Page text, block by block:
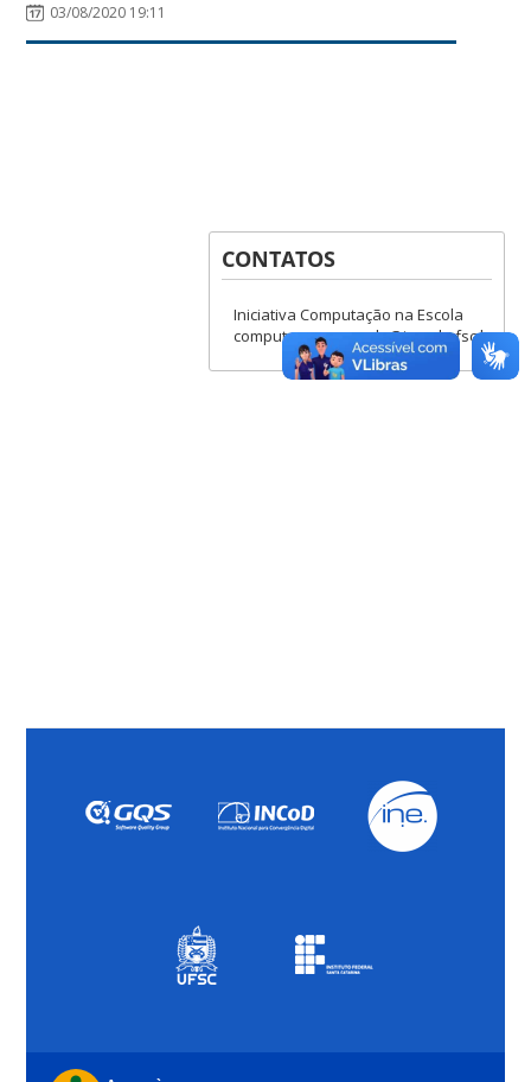
03/08/2020 19:11
CONTATOS
Iniciativa Computação na Escola
computacaonaescola@incod.ufsc.br